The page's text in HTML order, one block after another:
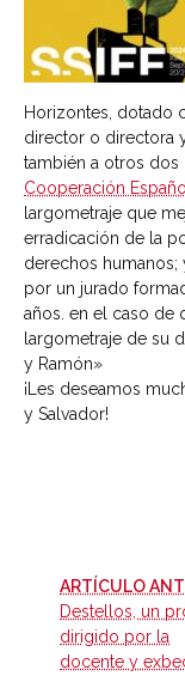
Horizontes, dotado
director o directora
también a otros
Cooperación
largometraje que
erradicación de la
derechos humanos;
por un jurado
años. en el caso de
largometraje de su
y Ramón»
¡Les deseamos
y Salvador!
ARTÍCULO
Destellos, un
dirigido por la
docente y